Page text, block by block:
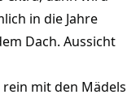
in die Jahre
Dach. Aussicht
mit den Mädels